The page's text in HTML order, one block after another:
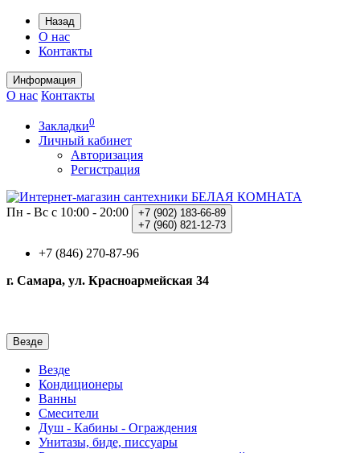
Назад
О нас
Контакты
Информация
О нас Контакты
Закладки0
Личный кабинет
Авторизация
Регистрация
Пн - Вс с 10:00 - 20:00 +7 (902) 183-66-89
+7 (960) 821-12-73
+7 (846) 270-87-96
г. Самара, ул. Красноармейская 34
Везде
Везде
Кондиционеры
Ванны
Смесители
Душ - Кабины - Ограждения
Унитазы, биде, писсуары